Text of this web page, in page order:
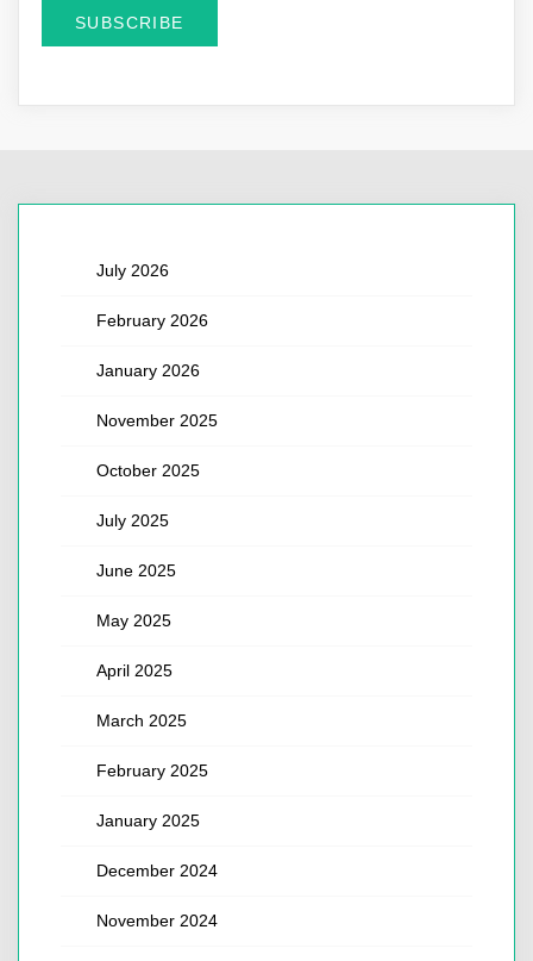
July 2026
February 2026
January 2026
November 2025
October 2025
July 2025
June 2025
May 2025
April 2025
March 2025
February 2025
January 2025
December 2024
November 2024